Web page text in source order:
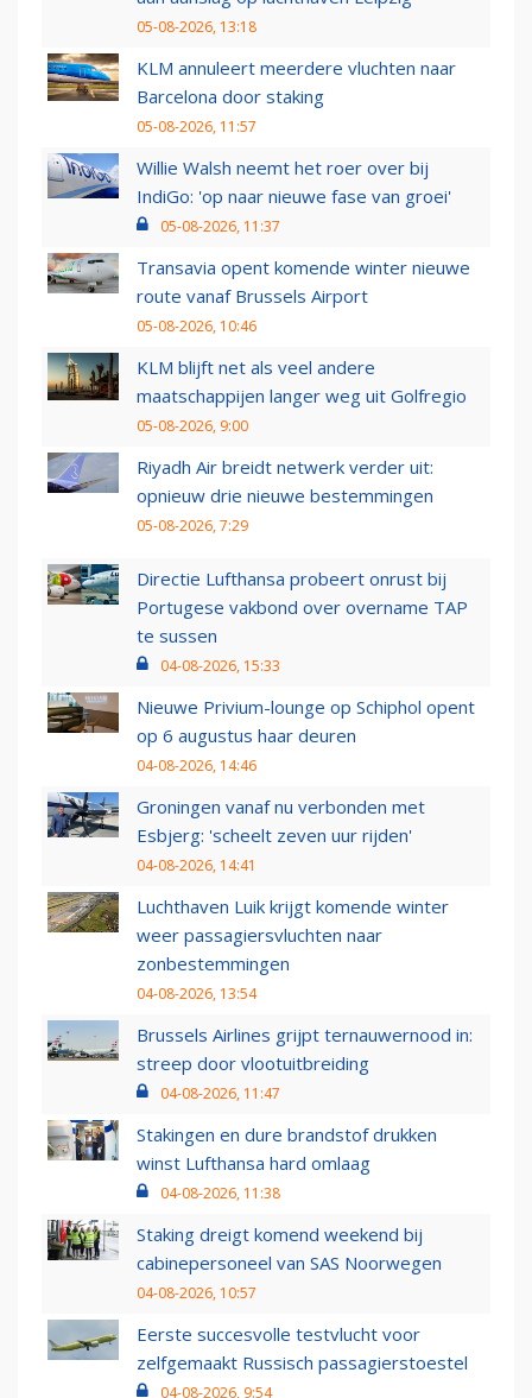
05-08-2026, 13:18
KLM annuleert meerdere vluchten naar
Barcelona door staking
05-08-2026, 11:57
Willie Walsh neemt het roer over bij
IndiGo: 'op naar nieuwe fase van groei'
05-08-2026, 11:37
Transavia opent komende winter nieuwe
route vanaf Brussels Airport
05-08-2026, 10:46
KLM blijft net als veel andere
maatschappijen langer weg uit Golfregio
05-08-2026, 9:00
Riyadh Air breidt netwerk verder uit:
opnieuw drie nieuwe bestemmingen
05-08-2026, 7:29
Directie Lufthansa probeert onrust bij
Portugese vakbond over overname TAP
te sussen
04-08-2026, 15:33
Nieuwe Privium-lounge op Schiphol opent
op 6 augustus haar deuren
04-08-2026, 14:46
Groningen vanaf nu verbonden met
Esbjerg: 'scheelt zeven uur rijden'
04-08-2026, 14:41
Luchthaven Luik krijgt komende winter
weer passagiersvluchten naar
zonbestemmingen
04-08-2026, 13:54
Brussels Airlines grijpt ternauwernood in:
streep door vlootuitbreiding
04-08-2026, 11:47
Stakingen en dure brandstof drukken
winst Lufthansa hard omlaag
04-08-2026, 11:38
Staking dreigt komend weekend bij
cabinepersoneel van SAS Noorwegen
04-08-2026, 10:57
Eerste succesvolle testvlucht voor
zelfgemaakt Russisch passagierstoestel
04-08-2026, 9:54